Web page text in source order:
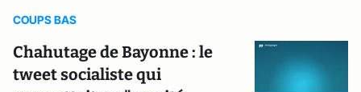
COUPS BAS
Chahutage de Bayonne : le
tweet socialiste qui